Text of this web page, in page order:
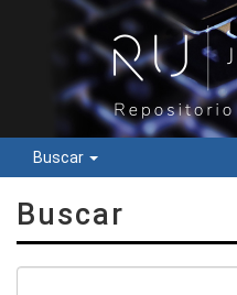
Buscar
Buscar